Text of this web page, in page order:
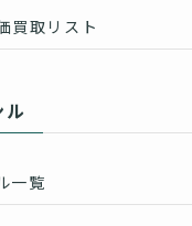
買取リスト
一覧